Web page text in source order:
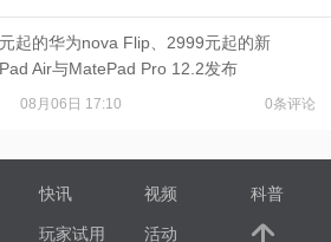
起的华为nova Flip、2999元起的新
Air与MatePad Pro 12.2发布
08月06日 17:10 0条评论
快讯 视频 科普
玩家试用 活动